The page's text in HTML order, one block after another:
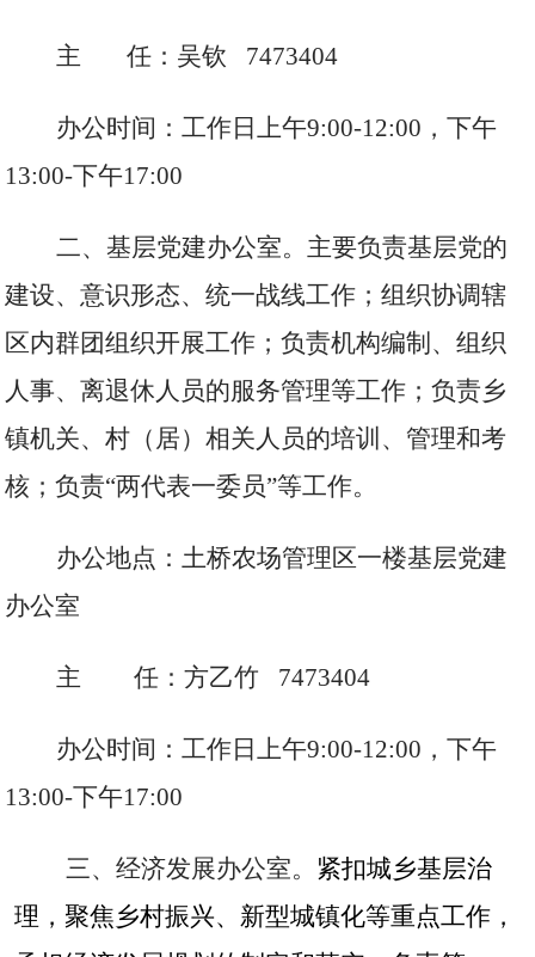
主 任：吴钦 7473404
办公时间：工作日上午9:00-12:00，下午
13:00-下午17:00
二、基层党建办公室。 主要负责基层党的
建设、意识形态、统一战线工作；组织协调辖
区内群团组织开展工作；负责机构编制、组织
人事、离退休人员的服务管理等工作；负责乡
镇机关、村（居）相关人员的培训、管理和考
核；负责“两代表一委员”等工作。
办公地点：土桥农场管理区一楼基层党建
办公室
主 任：方乙竹 7473404
办公时间：工作日上午9:00-12:00，下午
13:00-下午17:00
三、经济发展办公室。 紧扣城乡基层治
理，聚焦乡村振兴、新型城镇化等重点工作，